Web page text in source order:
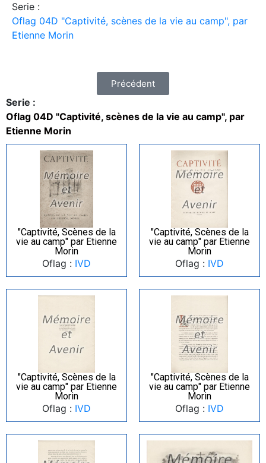
Serie :
Oflag 04D "Captivité, scènes de la vie au camp", par
Etienne Morin
Précédent
Serie :
Oflag 04D "Captivité, scènes de la vie au camp", par
Etienne Morin
"Captivité, Scènes de la
vie au camp" par Etienne
Morin
Oflag : IVD
"Captivité, Scènes de la
vie au camp" par Etienne
Morin
Oflag : IVD
"Captivité, Scènes de la
vie au camp" par Etienne
Morin
Oflag : IVD
"Captivité, Scènes de la
vie au camp" par Etienne
Morin
Oflag : IVD